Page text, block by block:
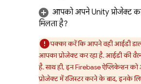
आपको अपने Unity प्रोजेक्ट
मिलता है?
पक्का करें कि आपने वही आईडी
आपका प्रोजेक्ट कर रहा है. आईडी की
है. साथ ही, इन Firebase ऐप्लिकेशन
प्रोजेक्ट में रजिस्टर करने के बाद, इनके